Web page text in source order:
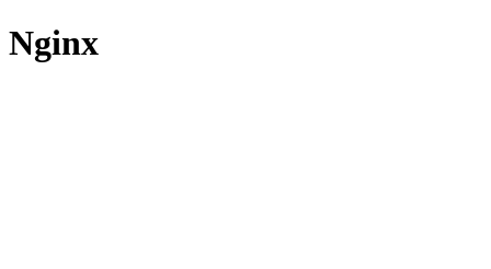
Nginx